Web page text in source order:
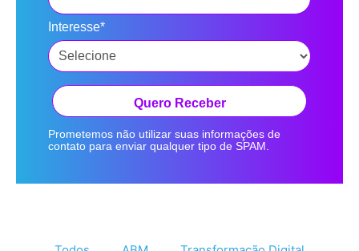
Interesse*
Quero Receber
Prometemos não utilizar suas informações de
contato para enviar qualquer tipo de SPAM.